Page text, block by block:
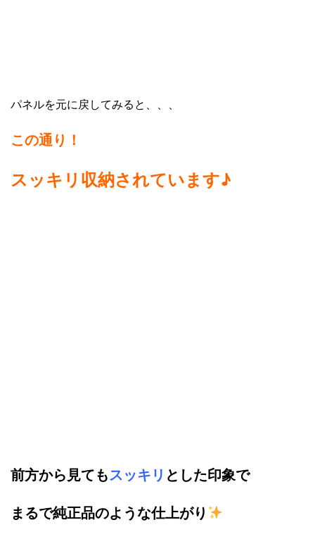
パネルを元に戻してみると、、、
この通り！
スッキリ収納されています♪
前方から見てもスッキリ とした印象で
まるで純正品のような仕上がり